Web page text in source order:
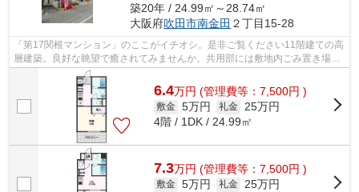
築20年 / 24.99㎡～28.74㎡
大阪府吹田市南金田 ２丁目15-28
「第17関根マンション」のここがイチオシ。是非ご覧ください11階建ての高
層建築。良好な眺望で癒されてみませんか。共用部には敷地内ごみ置き場・
エレベータなど様々な設備やサービス...
6.4万円 (管理費等：7,500円 )
敷金 5万円 礼金 25万円
4階 / 1DK / 24.99㎡
7.3万円 (管理費等：7,500円 )
敷金 5万円 礼金 25万円